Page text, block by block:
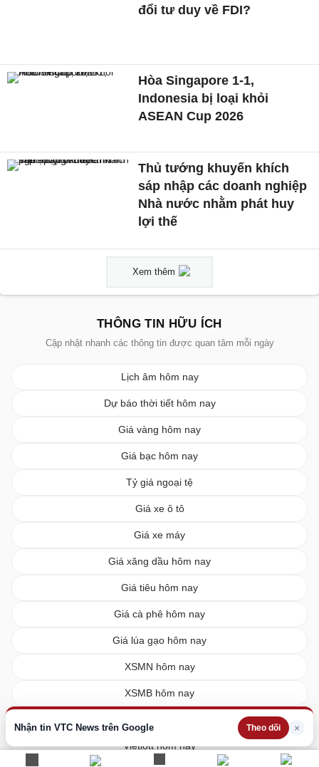
Nhận tin VTC News trên Google Theo dõi ×
đổi tư duy về FDI?
Hòa Singapore 1-1,
Indonesia bị loại khỏi
ASEAN Cup 2026
Thủ tướng khuyến khích
sáp nhập các doanh nghiệp
Nhà nước nhằm phát huy
lợi thế
Xem thêm
THÔNG TIN HỮU ÍCH
Cập nhật nhanh các thông tin được quan tâm mỗi ngày
Lịch âm hôm nay
Dự báo thời tiết hôm nay
Giá vàng hôm nay
Giá bạc hôm nay
Tỷ giá ngoại tệ
Giá xe ô tô
Giá xe máy
Giá xăng dầu hôm nay
Giá tiêu hôm nay
Giá cà phê hôm nay
Giá lúa gạo hôm nay
XSMN hôm nay
XSMB hôm nay
Vietlott hôm nay